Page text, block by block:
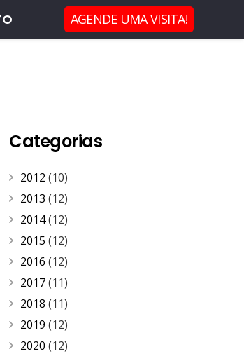
AGENDE UMA VISITA!
Categorias
2012 (10)
2013 (12)
2014(12)
2015 (12)
2016 (12)
2017(11)
2018 (11)
2019 (12)
2020 (12)